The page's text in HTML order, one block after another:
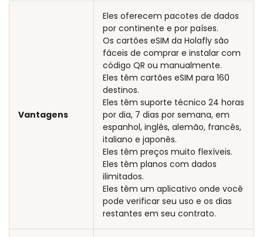
Vantagens
Eles oferecem pacotes de dados
por continente e por países.
Os cartões eSIM da Holafly são
fáceis de comprar e instalar com
código QR ou manualmente.
Eles têm cartões eSIM para 160
destinos.
Eles têm suporte técnico 24 horas
por dia, 7 dias por semana, em
espanhol, inglês, alemão, francês,
italiano e japonês.
Eles têm preços muito flexíveis.
Eles têm planos com dados
ilimitados.
Eles têm um aplicativo onde você
pode verificar seu uso e os dias
restantes em seu contrato.